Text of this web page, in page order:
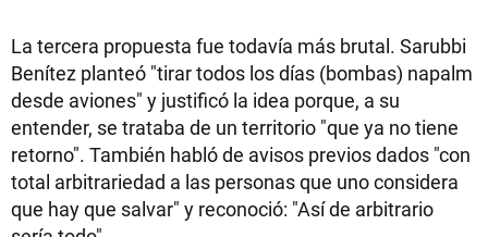
La tercera propuesta fue todavía más brutal. Sarubbi
Benítez planteó "tirar todos los días (bombas) napalm
desde aviones" y justificó la idea porque, a su
entender, se trataba de un territorio "que ya no tiene
retorno". También habló de avisos previos dados "con
total arbitrariedad a las personas que uno considera
que hay que salvar" y reconoció: "Así de arbitrario